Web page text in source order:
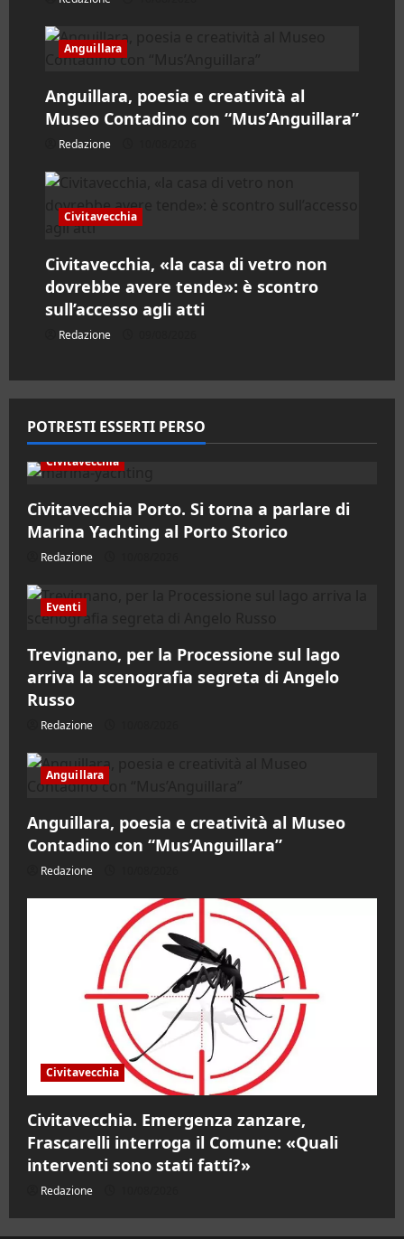
i
o
l
o
Anguillara
Anguillara, poesia e creatività al
Museo Contadino con “Mus’Anguillara”
Redazione
Civitavecchia
Civitavecchia, «la casa di vetro non
dovrebbe avere tende»: è scontro
sull’accesso agli atti
Redazione
POTRESTI ESSERTI PERSO
Civitavecchia
Civitavecchia Porto. Si torna a parlare di
Marina Yachting al Porto Storico
Redazione
Eventi
Trevignano, per la Processione sul lago
arriva la scenografia segreta di Angelo
Russo
Redazione
Anguillara
Anguillara, poesia e creatività al Museo
Contadino con “Mus’Anguillara”
Redazione
Civitavecchia
Civitavecchia. Emergenza zanzare,
Frascarelli interroga il Comune: «Quali
interventi sono stati fatti?»
Redazione